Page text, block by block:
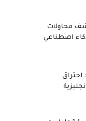
محاولات
اصطناعي
بعد احتراق